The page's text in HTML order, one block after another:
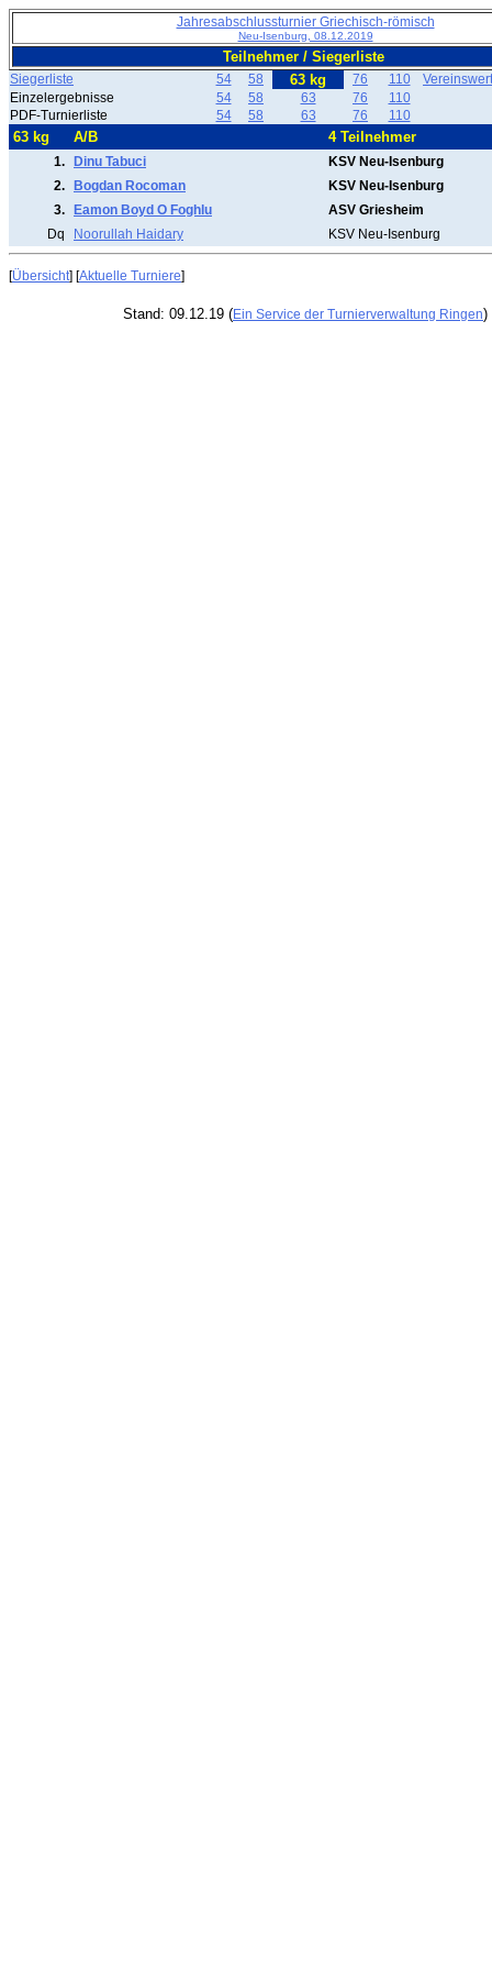
Jahresabschlussturnier Griechisch-römisch
Neu-Isenburg, 08.12.2019
Teilnehmer / Siegerliste
Siegerliste 54 58 63 kg 76 110
Einzelergebnisse
54 58 63 76
110
PDF-Turnierliste
54 58 63 76 110
63 kg A/B 4 Teilnehmer
1. Dinu Tabuci
KSV Neu-Isenburg
2.
Bogdan Rocoman
KSV Neu-Isenburg
3.
Eamon Boyd O Foghlu
ASV Griesheim
Dq
Noorullah Haidary KSV Neu-Isenburg
[Übersicht] [Aktuelle Turniere]
Stand: 09.12.19 (Ein Service der Turnierverwaltung Ringen)